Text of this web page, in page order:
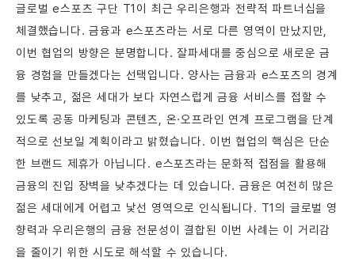
글로벌 e스포츠 구단 T1이 최근 우리은행과 전략적 파트너십을
체결했습니다. 금융과 e스포츠라는 서로 다른 영역이 만났지만,
이번 협업의 방향은 분명합니다. 잘파세대를 중심으로 새로운 금
융 경험을 만들겠다는 선택입니다. 양사는 금융과 e스포츠의 경계
를 낮추고, 젊은 세대가 보다 자연스럽게 금융 서비스를 접할 수
있도록 공동 마케팅과 콘텐츠, 온·오프라인 연계 프로그램을 단계
적으로 선보일 계획이라고 밝혔습니다. 이번 협업의 핵심은 단순
한 브랜드 제휴가 아닙니다. e스포츠라는 문화적 접점을 활용해
금융의 진입 장벽을 낮추겠다는 데 있습니다. 금융은 여전히 많은
젊은 세대에게 어렵고 낯선 영역으로 인식됩니다. T1의 글로벌 영
향력과 우리은행의 금융 전문성이 결합된 이번 사례는 이 거리감
을 줄이기 위한 시도로 해석할 수 있습니다.